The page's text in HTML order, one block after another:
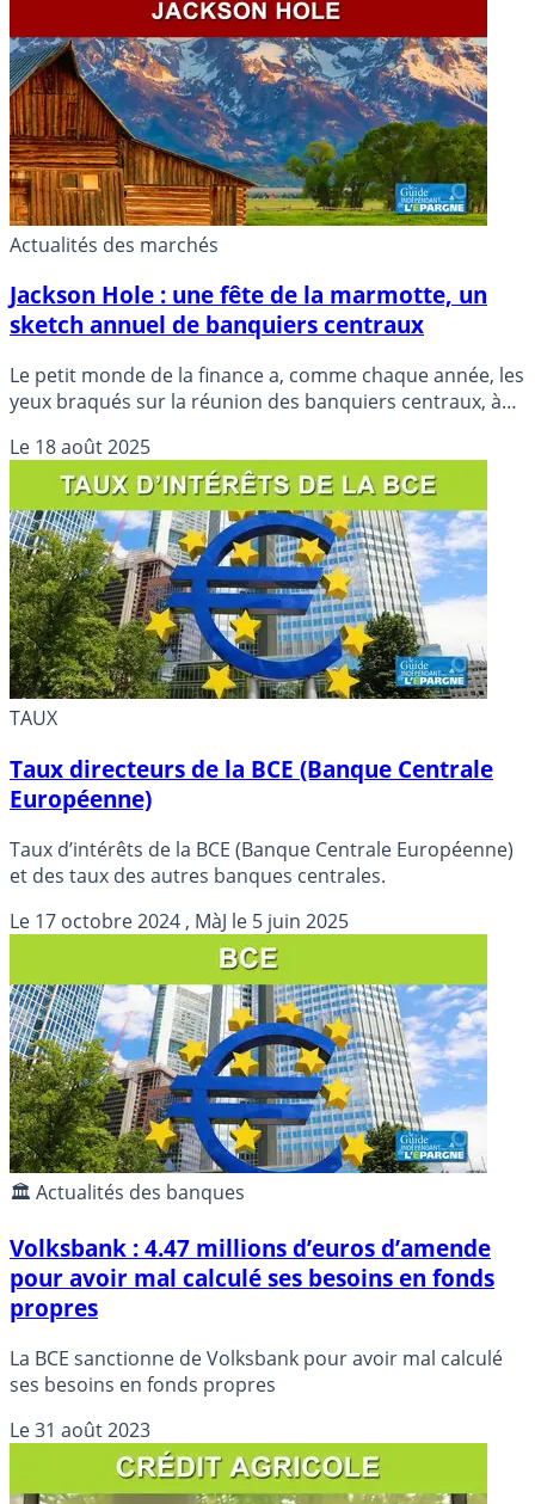
Actualités des marchés
Jackson Hole : une fête de la marmotte, un
sketch annuel de banquiers centraux
Le petit monde de la finance a, comme chaque année, les
yeux braqués sur la réunion des banquiers centraux, à
Le 18 août 2025
TAUX
Taux directeurs de la BCE (Banque Centrale
Européenne)
Taux d’intérêts de la BCE (Banque Centrale Européenne)
et des taux des autres banques centrales.
Le 17 octobre 2024 , MàJ le 5 juin 2025
🏛️ Actualités des banques
Volksbank : 4.47 millions d’euros d’amende
pour avoir mal calculé ses besoins en fonds
propres
La BCE sanctionne de Volksbank pour avoir mal calculé
ses besoins en fonds propres
Le31 août 2023